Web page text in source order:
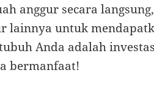
anggur secara
lainnya untuk
Anda adalah
bermanfaat!